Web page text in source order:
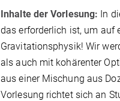
Inhalte der Vorlesung: In
das erforderlich ist, um auf
Gravitationsphysik! Wir
als auch mit kohärenter
aus einer Mischung aus
Vorlesung richtet sich an